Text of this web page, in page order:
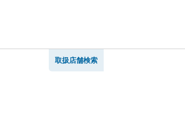
取扱店舗検索